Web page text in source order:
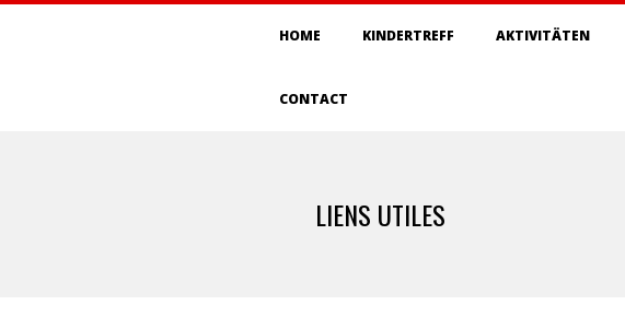
HOME KINDERTREFF AKTIVITÄTEN
CONTACT
LIENS UTILES